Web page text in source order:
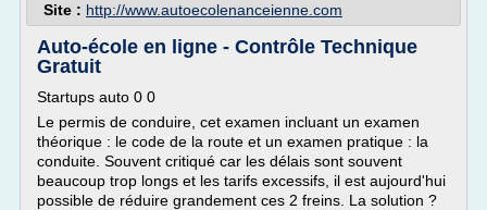
Site : http://www.autoecolenanceienne.com
Auto-école en ligne - Contrôle Technique
Gratuit
Startups auto 0 0
Le permis de conduire, cet examen incluant un examen
théorique : le code de la route et un examen pratique : la
conduite. Souvent critiqué car les délais sont souvent
beaucoup trop longs et les tarifs excessifs, il est aujourd'hui
possible de réduire grandement ces 2 freins. La solution ?